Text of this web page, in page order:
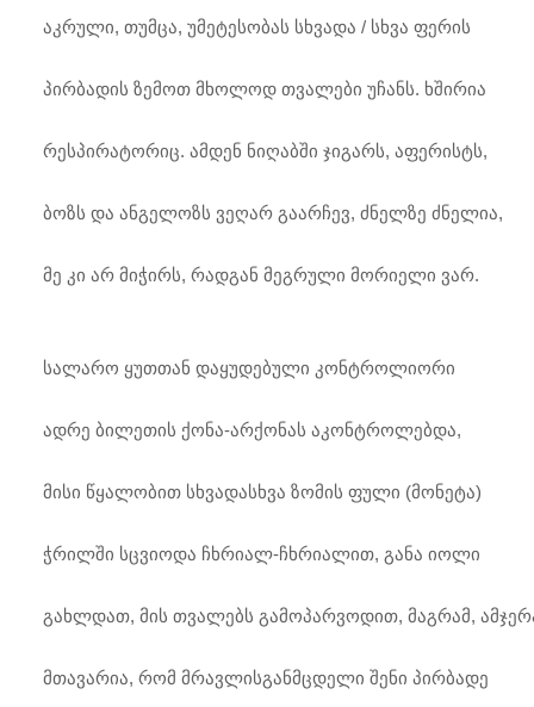
აკრული, თუმცა, უმეტესობას სხვადა / სხვა ფერის
პირბადის ზემოთ მხოლოდ თვალები უჩანს. ხშირია
რესპირატორიც. ამდენ ნიღაბში ჯიგარს, აფერისტს,
ბოზს და ანგელოზს ვეღარ გაარჩევ, ძნელზე ძნელია,
მე კი არ მიჭირს, რადგან მეგრული მორიელი ვარ.
სალარო ყუთთან დაყუდებული კონტროლიორი
ადრე ბილეთის ქონა-არქონას აკონტროლებდა,
მისი წყალობით სხვადასხვა ზომის ფული (მონეტა)
ჭრილში სცვიოდა ჩხრიალ-ჩხრიალით, განა იოლი
გახლდათ, მის თვალებს გამოპარვოდით, მაგრამ,
მთავარია, რომ მრავლისგანმცდელი შენი პირბადე